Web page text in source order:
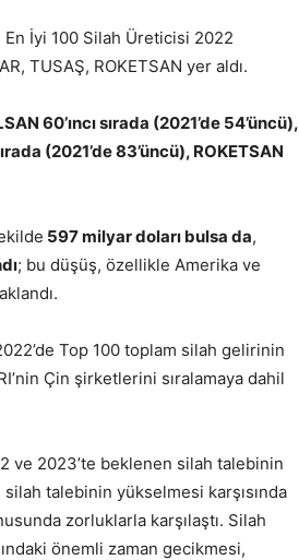
En İyi 100 Silah Üreticisi 2022
TUSAŞ, ROKETSAN yer aldı.
60’ıncı sırada (2021’de 54’üncü),
(2021’de 83’üncü), ROKETSAN
597 milyar doları bulsa da,
; bu düşüş, özellikle Amerika ve
Top 100 toplam silah gelirinin
Çin şirketlerini sıralamaya dahil
ve 2023’te beklenen silah talebinin
talebinin yükselmesi karşısında
zorluklarla karşılaştı. Silah
önemli zaman gecikmesi,